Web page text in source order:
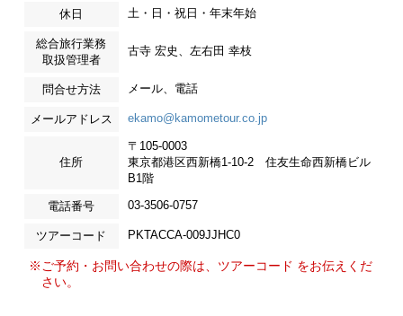
休日 土・日・祝日・年末年始
総合旅行業務
取扱管理者
古寺 宏史、左右田 幸枝
問合せ方法 メール、電話
メールアドレス ekamo@kamometour.co.jp
住所
〒105-0003
東京都港区西新橋1-10-2 住友生命西新橋ビル
B1階
電話番号 03-3506-0757
ツアーコード PKTACCA-009JJHC0
※ご予約・お問い合わせの際は、ツアーコード をお伝えくだ
さい。